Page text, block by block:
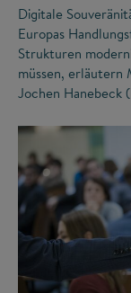
Digitale
Europas
Strukturen
müssen, erläutern
Jochen Hanebeck